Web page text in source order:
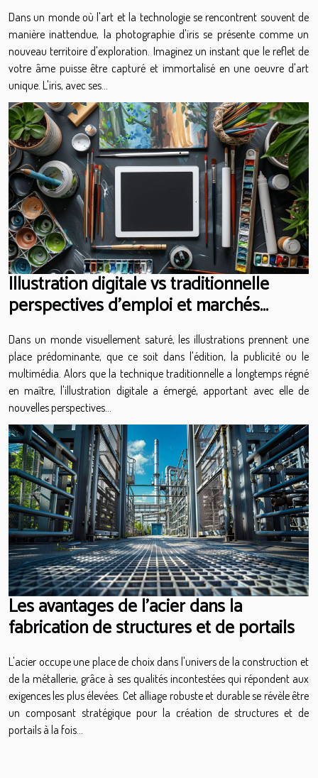
Dans un monde où l'art et la technologie se rencontrent souvent de
manière inattendue, la photographie d'iris se présente comme un
nouveau territoire d'exploration. Imaginez un instant que le reflet de
votre âme puisse être capturé et immortalisé en une oeuvre d'art
unique. L'iris, avec ses...
Illustration digitale vs traditionnelle
perspectives d'emploi et marchés
émergents
Dans un monde visuellement saturé, les illustrations prennent une
place prédominante, que ce soit dans l'édition, la publicité ou le
multimédia. Alors que la technique traditionnelle a longtemps régné
en maître, l'illustration digitale a émergé, apportant avec elle de
nouvelles perspectives...
Les avantages de l'acier dans la
fabrication de structures et de portails
L'acier occupe une place de choix dans l'univers de la construction et
de la métallerie, grâce à ses qualités incontestées qui répondent aux
exigences les plus élevées. Cet alliage robuste et durable se révèle être
un composant stratégique pour la création de structures et de
portails à la fois...